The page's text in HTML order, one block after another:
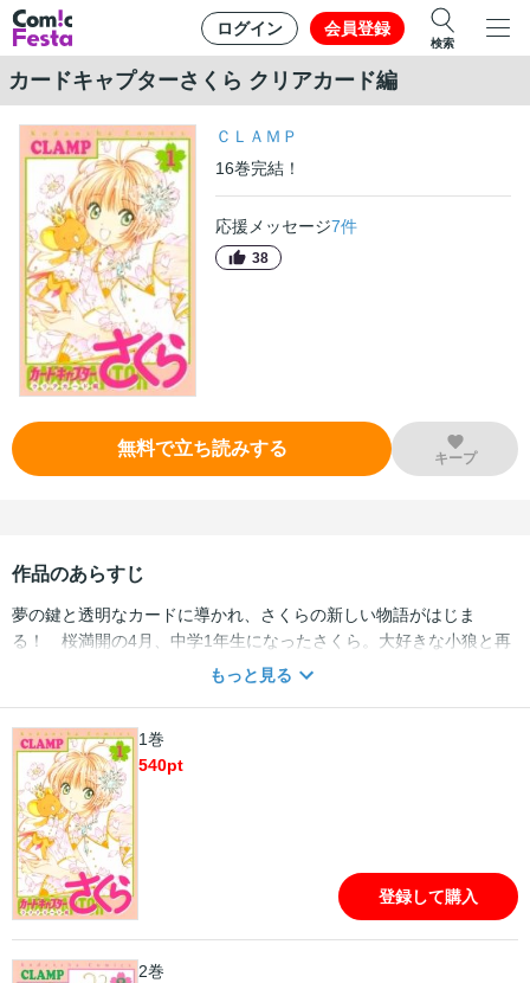
ログイン 会員登録
検索
カードキャプターさくら クリアカード編
ＣＬＡＭＰ
16巻完結！
応援メッセージ7件
38
無料で立ち読みする キープ
作品のあらすじ
夢の鍵と透明なカードに導かれ、さくらの新しい物語がはじま
る！ 桜満開の4月、中学1年生になったさくら。大好きな小狼と再
会し、一緒に学校へ通えることになって笑顔がはじけます。しかし
万部突破、世界が待ってた新章「クリアカード編」ついに開幕!!
もっと見る
1巻
540pt
登録して購入
2巻